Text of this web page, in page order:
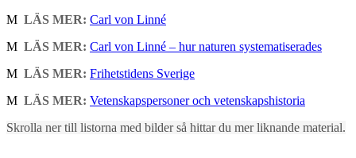
M LÄS MER: Carl von Linné
M LÄS MER: Carl von Linné – hur naturen systematiserades
M LÄS MER: Frihetstidens Sverige
M LÄS MER: Vetenskapspersoner och vetenskapshistoria
Skrolla ner till listorna med bilder så hittar du mer liknande material.